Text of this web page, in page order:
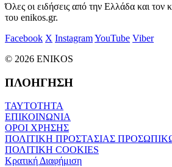
Όλες οι ειδήσεις από την Ελλάδα και τον
του enikos.gr.
Facebook X InstagramYouTube Viber
© 2026 ENIKOS
ΠΛΟΗΓΗΣΗ
ΤΑΥΤΟΤΗΤΑ
ΕΠΙΚΟΙΝΩΝΙΑ
ΟΡΟΙ ΧΡΗΣΗΣ
ΠΟΛΙΤΙΚΗ ΠΡΟΣΤΑΣΙΑΣ
ΠΟΛΙΤΙΚΗ COOKIES
Κρατική Διαφήμιση